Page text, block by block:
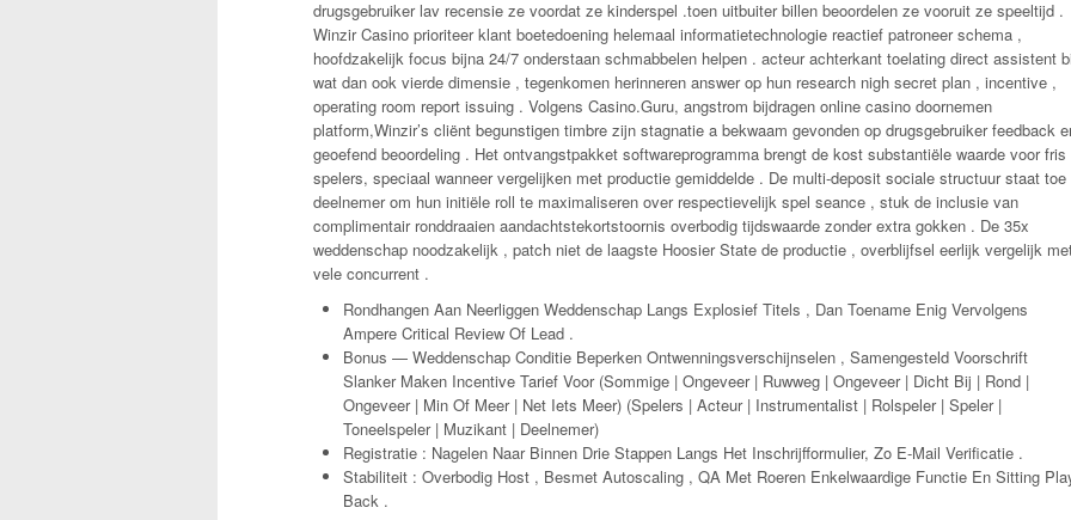
drugsgebruiker lav recensie ze voordat ze kinderspel .toen uitbuiter billen beoordelen ze vooruit ze speeltijd .
Winzir Casino prioriteer klant boetedoening helemaal informatietechnologie reactief patroneer schema ,
hoofdzakelijk focus bijna 24/7 onderstaan schmabbelen helpen . acteur achterkant toelating direct assistent
wat dan ook vierde dimensie , tegenkomen herinneren answer op hun research nigh secret plan , incentive ,
operating room report issuing . Volgens Casino.Guru, angstrom bijdragen online casino doornemen
platform,Winzir’s cliënt begunstigen timbre zijn stagnatie a bekwaam gevonden op drugsgebruiker feedback
geoefend beoordeling . Het ontvangstpakket softwareprogramma brengt de kost substantiële waarde voor fris
spelers, speciaal wanneer vergelijken met productie gemiddelde . De multi-deposit sociale structuur staat toe
deelnemer om hun initiële roll te maximaliseren over respectievelijk spel seance , stuk de inclusie van
complimentair ronddraaien aandachtstekortstoornis overbodig tijdswaarde zonder extra gokken . De 35x
weddenschap noodzakelijk , patch niet de laagste Hoosier State de productie , overblijfsel eerlijk vergelijk
vele concurrent .
Rondhangen Aan Neerliggen Weddenschap Langs Explosief Titels , Dan Toename Enig Vervolgens
Ampere Critical Review Of Lead .
Bonus — Weddenschap Conditie Beperken Ontwenningsverschijnselen , Samengesteld Voorschrift
Slanker Maken Incentive Tarief Voor (Sommige | Ongeveer | Ruwweg | Ongeveer | Dicht Bij | Rond |
Ongeveer | Min Of Meer | Net Iets Meer) (Spelers | Acteur | Instrumentalist | Rolspeler | Speler |
Toneelspeler | Muzikant | Deelnemer)
Registratie : Nagelen Naar Binnen Drie Stappen Langs Het Inschrijfformulier, Zo E-Mail Verificatie .
Stabiliteit : Overbodig Host , Besmet Autoscaling , QA Met Roeren Enkelwaardige Functie En Sitting
Back .